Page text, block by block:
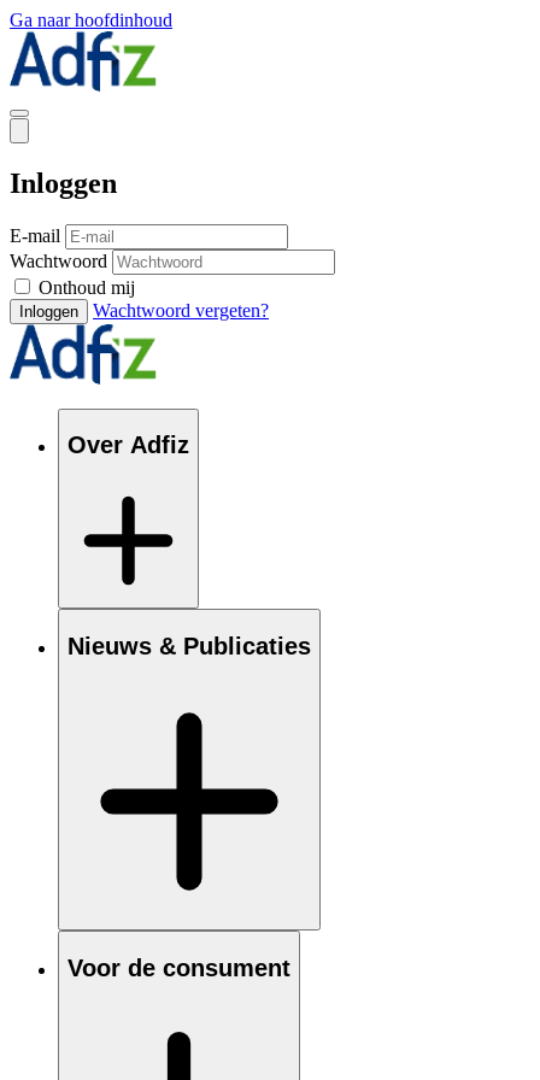
Ga naar hoofdinhoud
Inloggen
E-mail
Wachtwoord
Onthoud mij
Inloggen Wachtwoord vergeten?
Over Adfiz
Nieuws & Publicaties
Voor de consument